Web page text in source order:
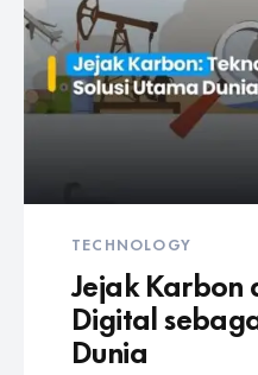
TECHNOLOGY
Jejak Karbon
Digital
Dunia